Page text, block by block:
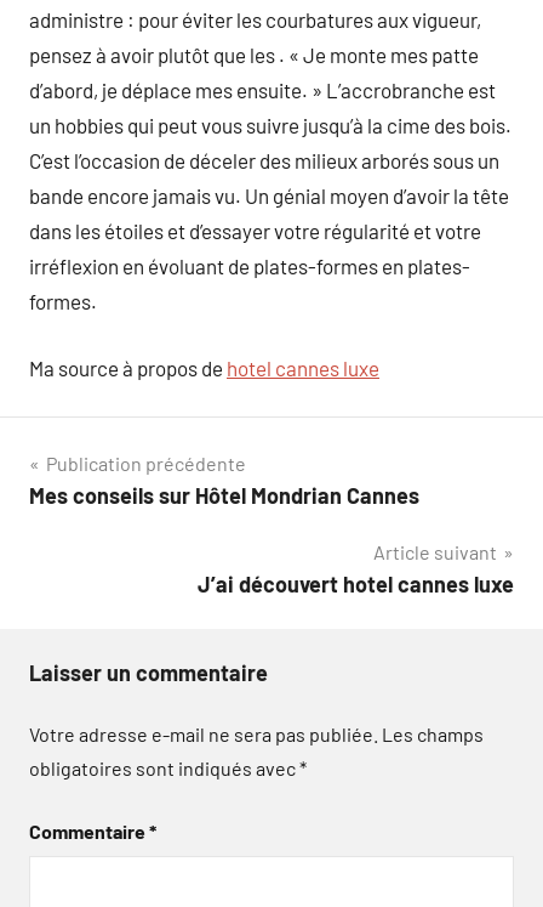
administre : pour éviter les courbatures aux vigueur,
pensez à avoir plutôt que les . « Je monte mes patte
d’abord, je déplace mes ensuite. » L’accrobranche est
un hobbies qui peut vous suivre jusqu’à la cime des bois.
C’est l’occasion de déceler des milieux arborés sous un
bande encore jamais vu. Un génial moyen d’avoir la tête
dans les étoiles et d’essayer votre régularité et votre
irréflexion en évoluant de plates-formes en plates-
formes.
Ma source à propos de hotel cannes luxe
Navigation
de
Publication précédente
Mes conseils sur Hôtel Mondrian Cannes
Article suivant
J’ai découvert hotel cannes luxe
Laisser un commentaire
Votre adresse e-mail ne sera pas publiée. Les champs
obligatoires sont indiqués avec*
Commentaire*